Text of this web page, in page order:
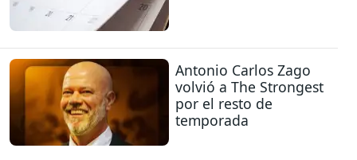
Antonio Carlos Zago
volvió a The Strongest
por el resto de
temporada